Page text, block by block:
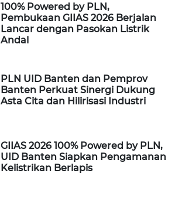
100% Powered by PLN,
Pembukaan GIIAS 2026 Berjalan
Lancar dengan Pasokan Listrik
Andal
PLN UID Banten dan Pemprov
Banten Perkuat Sinergi Dukung
Asta Cita dan Hilirisasi Industri
GIIAS 2026 100% Powered by PLN,
UID Banten Siapkan Pengamanan
Kelistrikan Berlapis